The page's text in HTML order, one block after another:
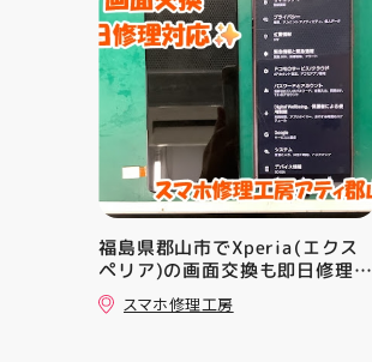
福島県郡山市でXperia(エクス
ペリア)の画面交換も即日修理対
応😊💪スマホ修理工房